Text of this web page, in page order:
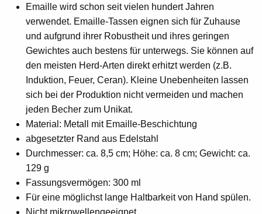
Emaille wird schon seit vielen hundert Jahren
verwendet. Emaille-Tassen eignen sich für Zuhause
und aufgrund ihrer Robustheit und ihres geringen
Gewichtes auch bestens für unterwegs. Sie können auf
den meisten Herd-Arten direkt erhitzt werden (z.B.
Induktion, Feuer, Ceran). Kleine Unebenheiten lassen
sich bei der Produktion nicht vermeiden und machen
jeden Becher zum Unikat.
Material: Metall mit Emaille-Beschichtung
abgesetzter Rand aus Edelstahl
Durchmesser: ca. 8,5 cm; Höhe: ca. 8 cm; Gewicht: ca.
129 g
Fassungsvermögen: 300 ml
Für eine möglichst lange Haltbarkeit von Hand spülen.
Nicht mikrowellengeeignet.